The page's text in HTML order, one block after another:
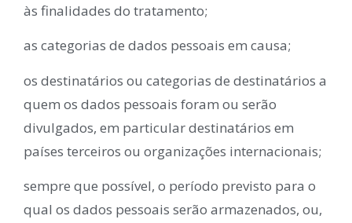
às finalidades do tratamento;
as categorias de dados pessoais em causa;
os destinatários ou categorias de destinatários a
quem os dados pessoais foram ou serão
divulgados, em particular destinatários em
países terceiros ou organizações internacionais;
sempre que possível, o período previsto para o
qual os dados pessoais serão armazenados, ou,